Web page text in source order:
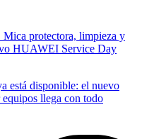
Mica protectora, limpieza y
HUAWEI Service Day
está disponible: el nuevo
equipos llega con todo